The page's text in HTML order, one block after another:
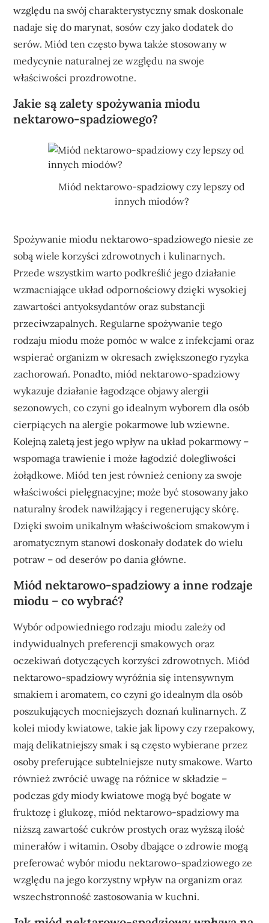
względu na swój charakterystyczny smak doskonale
nadaje się do marynat, sosów czy jako dodatek do
serów. Miód ten często bywa także stosowany w
medycynie naturalnej ze względu na swoje
właściwości prozdrowotne.
Jakie są zalety spożywania miodu
nektarowo-spadziowego?
Miód nektarowo-spadziowy czy lepszy od
innych miodów?
Spożywanie miodu nektarowo-spadziowego niesie ze
sobą wiele korzyści zdrowotnych i kulinarnych.
Przede wszystkim warto podkreślić jego działanie
wzmacniające układ odpornościowy dzięki wysokiej
zawartości antyoksydantów oraz substancji
przeciwzapalnych. Regularne spożywanie tego
rodzaju miodu może pomóc w walce z infekcjami oraz
wspierać organizm w okresach zwiększonego ryzyka
zachorowań. Ponadto, miód nektarowo-spadziowy
wykazuje działanie łagodzące objawy alergii
sezonowych, co czyni go idealnym wyborem dla osób
cierpiących na alergie pokarmowe lub wziewne.
Kolejną zaletą jest jego wpływ na układ pokarmowy –
wspomaga trawienie i może łagodzić dolegliwości
żołądkowe. Miód ten jest również ceniony za swoje
właściwości pielęgnacyjne; może być stosowany jako
naturalny środek nawilżający i regenerujący skórę.
Dzięki swoim unikalnym właściwościom smakowym i
aromatycznym stanowi doskonały dodatek do wielu
potraw – od deserów po dania główne.
Miód nektarowo-spadziowy a inne rodzaje
miodu – co wybrać?
Wybór odpowiedniego rodzaju miodu zależy od
indywidualnych preferencji smakowych oraz
oczekiwań dotyczących korzyści zdrowotnych. Miód
nektarowo-spadziowy wyróżnia się intensywnym
smakiem i aromatem, co czyni go idealnym dla osób
poszukujących mocniejszych doznań kulinarnych. Z
kolei miody kwiatowe, takie jak lipowy czy rzepakowy,
mają delikatniejszy smak i są często wybierane przez
osoby preferujące subtelniejsze nuty smakowe. Warto
również zwrócić uwagę na różnice w składzie –
podczas gdy miody kwiatowe mogą być bogate w
fruktozę i glukozę, miód nektarowo-spadziowy ma
niższą zawartość cukrów prostych oraz wyższą ilość
minerałów i witamin. Osoby dbające o zdrowie mogą
preferować wybór miodu nektarowo-spadziowego ze
względu na jego korzystny wpływ na organizm oraz
wszechstronność zastosowania w kuchni.